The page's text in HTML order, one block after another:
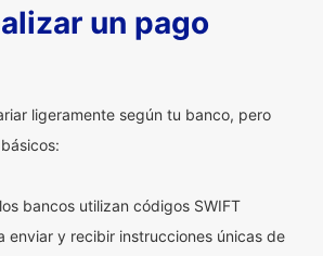
un pago
ligeramente según tu banco, pero
bancos utilizan códigos SWIFT
enviar y recibir instrucciones únicas de